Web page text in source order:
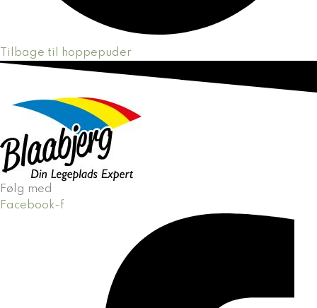
Tilbage til hoppepuder
Følg med
Facebook-f